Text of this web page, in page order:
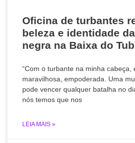
Oficina de turbantes
beleza e identidade
negra na Baixa do
“Com o turbante na minha cabeça,
maravilhosa, empoderada. Uma
pode vencer qualquer batalha no
nós temos que nos
LEIA MAIS »